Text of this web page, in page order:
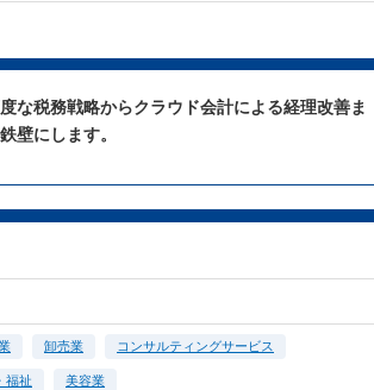
な税務戦略からクラウド会計による経理改善ま
壁にします。
卸売業 コンサルティングサービス
福祉 美容業